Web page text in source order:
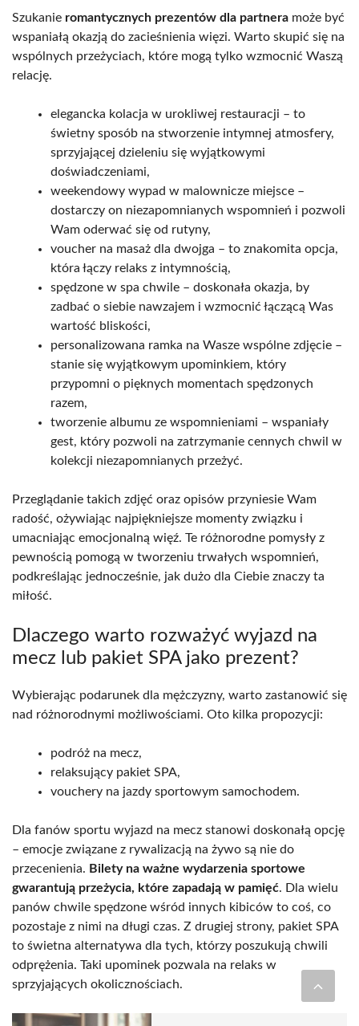
Szukanie romantycznych prezentów dla partnera może być
wspaniałą okazją do zacieśnienia więzi. Warto skupić się na
wspólnych przeżyciach, które mogą tylko wzmocnić Waszą
relację.
elegancka kolacja w urokliwej restauracji – to
świetny sposób na stworzenie intymnej atmosfery,
sprzyjającej dzieleniu się wyjątkowymi
doświadczeniami,
weekendowy wypad w malownicze miejsce –
dostarczy on niezapomnianych wspomnień i pozwoli
Wam oderwać się od rutyny,
voucher na masaż dla dwojga – to znakomita opcja,
która łączy relaks z intymnością,
spędzone w spa chwile – doskonała okazja, by
zadbać o siebie nawzajem i wzmocnić łączącą Was
wartość bliskości,
personalizowana ramka na Wasze wspólne zdjęcie –
stanie się wyjątkowym upominkiem, który
przypomni o pięknych momentach spędzonych
razem,
tworzenie albumu ze wspomnieniami – wspaniały
gest, który pozwoli na zatrzymanie cennych chwil w
kolekcji niezapomnianych przeżyć.
Przeglądanie takich zdjęć oraz opisów przyniesie Wam
radość, ożywiając najpiękniejsze momenty związku i
umacniając emocjonalną więź. Te różnorodne pomysły z
pewnością pomogą w tworzeniu trwałych wspomnień,
podkreślając jednocześnie, jak dużo dla Ciebie znaczy ta
miłość.
Dlaczego warto rozważyć wyjazd na
mecz lub pakiet SPA jako prezent?
Wybierając podarunek dla mężczyzny, warto zastanowić się
nad różnorodnymi możliwościami. Oto kilka propozycji:
podróż na mecz,
relaksujący pakiet SPA,
vouchery na jazdy sportowym samochodem.
Dla fanów sportu wyjazd na mecz stanowi doskonałą opcję
– emocje związane z rywalizacją na żywo są nie do
przecenienia. Bilety na ważne wydarzenia sportowe
gwarantują przeżycia, które zapadają w pamięć. Dla wielu
panów chwile spędzone wśród innych kibiców to coś, co
pozostaje z nimi na długi czas. Z drugiej strony, pakiet SPA
to świetna alternatywa dla tych, którzy poszukują chwili
odprężenia. Taki upominek pozwala na relaks w
sprzyjających okolicznościach.